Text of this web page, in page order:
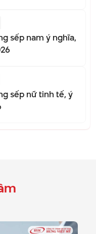
sếp nam ý nghĩa,
sếp nữ tinh tế, ý